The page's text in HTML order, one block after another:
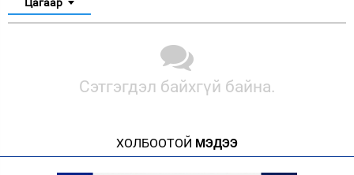
Сэтгэгдэл байхгүй байна.
ХОЛБООТОЙ МЭДЭЭ